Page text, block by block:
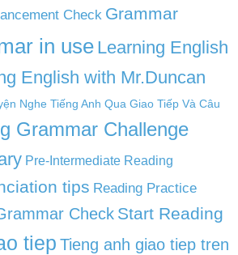
Check Grammar
in use Learning English
English with Mr.Duncan
Nghe Tiếng Anh Qua Giao Tiếp Và Câu
Grammar Challenge
Pre-Intermediate Reading
tips Reading Practice
Check Start Reading
tiep Tieng anh giao tiep tren